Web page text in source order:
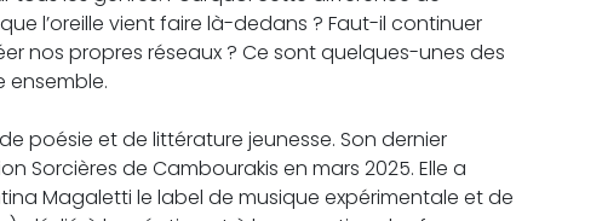
l’oreille vient faire là-dedans ? Faut-il continuer
nos propres réseaux ? Ce sont quelques-unes des
poésie et de littérature jeunesse. Son dernier
Sorcières de Cambourakis en mars 2025. Elle a
Magaletti le label de musique expérimentale et de